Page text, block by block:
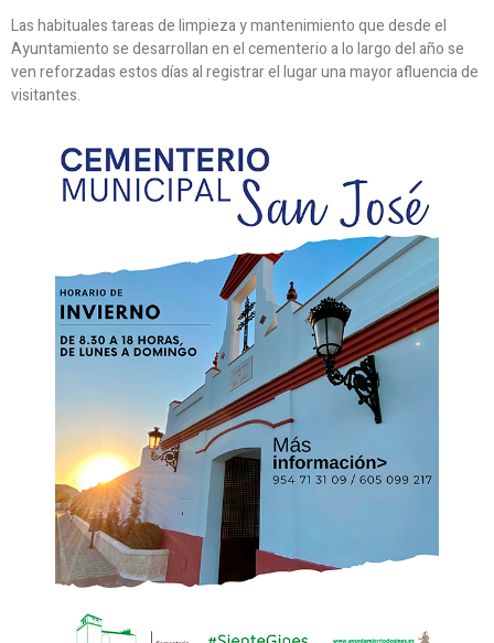
Las habituales tareas de limpieza y mantenimiento que desde el
Ayuntamiento se desarrollan en el cementerio a lo largo del año se
ven reforzadas estos días al registrar el lugar una mayor afluencia de
visitantes.